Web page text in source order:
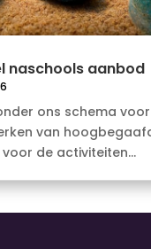
naschools aanbod
ons schema
van
voor de activiteiten...